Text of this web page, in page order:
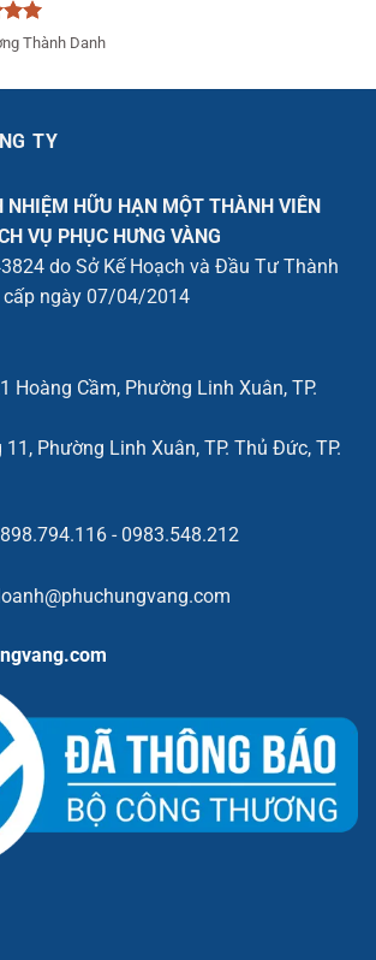
5
Thành Danh
TY
NHIỆM HỮU HẠN MỘT THÀNH VIÊN
VỤ PHỤC HƯNG VÀNG
do Sở Kế Hoạch và Đầu Tư Thành
cấp ngày 07/04/2014
Hoàng Cầm, Phường Linh Xuân, TP.
Phường Linh Xuân, TP. Thủ Đức, TP.
- 0983.548.212